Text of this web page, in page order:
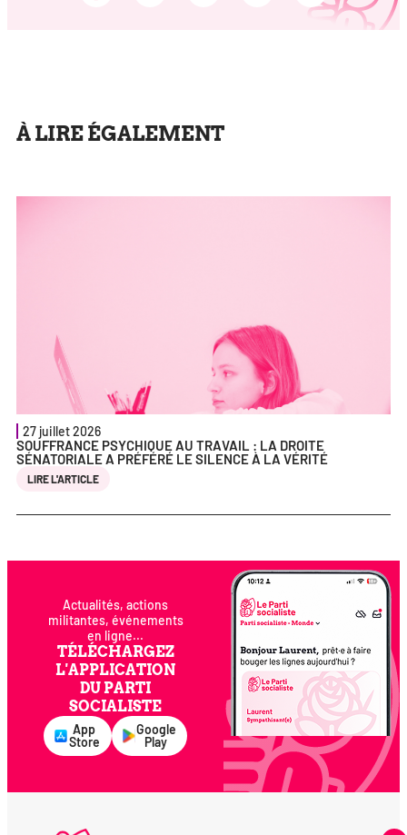
À LIRE ÉGALEMENT
27 juillet 2026
SOUFFRANCE PSYCHIQUE AU TRAVAIL : LA DROITE
SÉNATORIALE A PRÉFÉRÉ LE SILENCE À LA VÉRITÉ
LIRE L'ARTICLE
Actualités, actions
militantes, événements
en ligne...
TÉLÉCHARGEZ
L'APPLICATION
DU PARTI
SOCIALISTE
App
Store
Google
Play